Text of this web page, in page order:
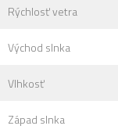
Rýchlosť vetra
Východ slnka
Vlhkosť
Západ slnka